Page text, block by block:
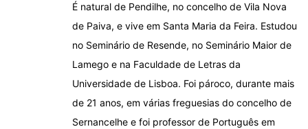
É natural de Pendilhe, no concelho de Vila Nova
de Paiva, e vive em Santa Maria da Feira. Estudou
no Seminário de Resende, no Seminário Maior de
Lamego e na Faculdade de Letras da
Universidade de Lisboa. Foi pároco, durante mais
de 21 anos, em várias freguesias do concelho de
Sernancelhe e foi professor de Português em